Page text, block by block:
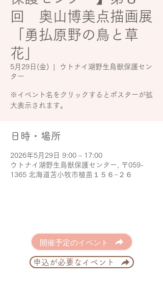
回 奥山博美点描画展
「勇払原野の鳥と草
花」
5月29日(金)
ウトナイ湖野生鳥獣保護セン
ター
※イベント名をクリックするとポスターが拡
大表示されます。
日時・場所
2026年5月29日 9:00 – 17:00
ウトナイ湖野生鳥獣保護センター, 〒059-
1365 北海道苫小牧市植苗１５６−２６
開催予定のイベント
申込が必要なイベント